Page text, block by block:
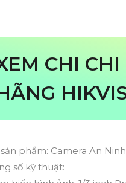
CHI CHI
phẩm: Camera An Ninh
số kỹ thuật: